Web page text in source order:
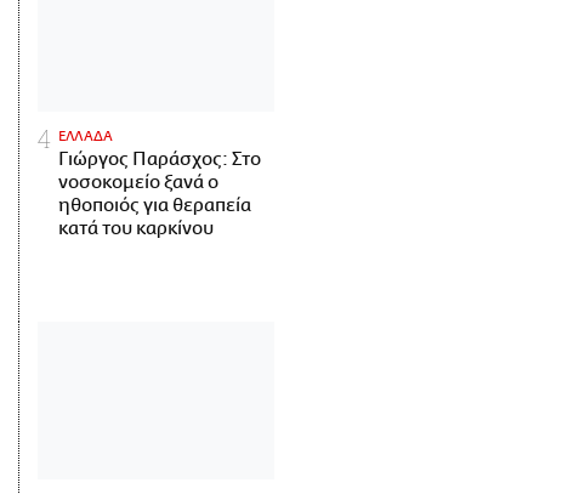
ΕΛΛΑΔΑ
Γιώργος Παράσχος: Στο
νοσοκομείο ξανά ο
ηθοποιός για θεραπεία
κατά του καρκίνου